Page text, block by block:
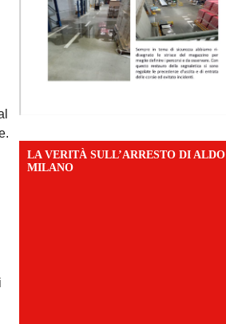
LA VERITÀ SULL’ARRESTO DI ALDO
MILANO